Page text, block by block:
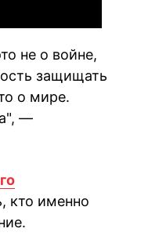
не о войне,
защищать
о мире.
—
кто именно